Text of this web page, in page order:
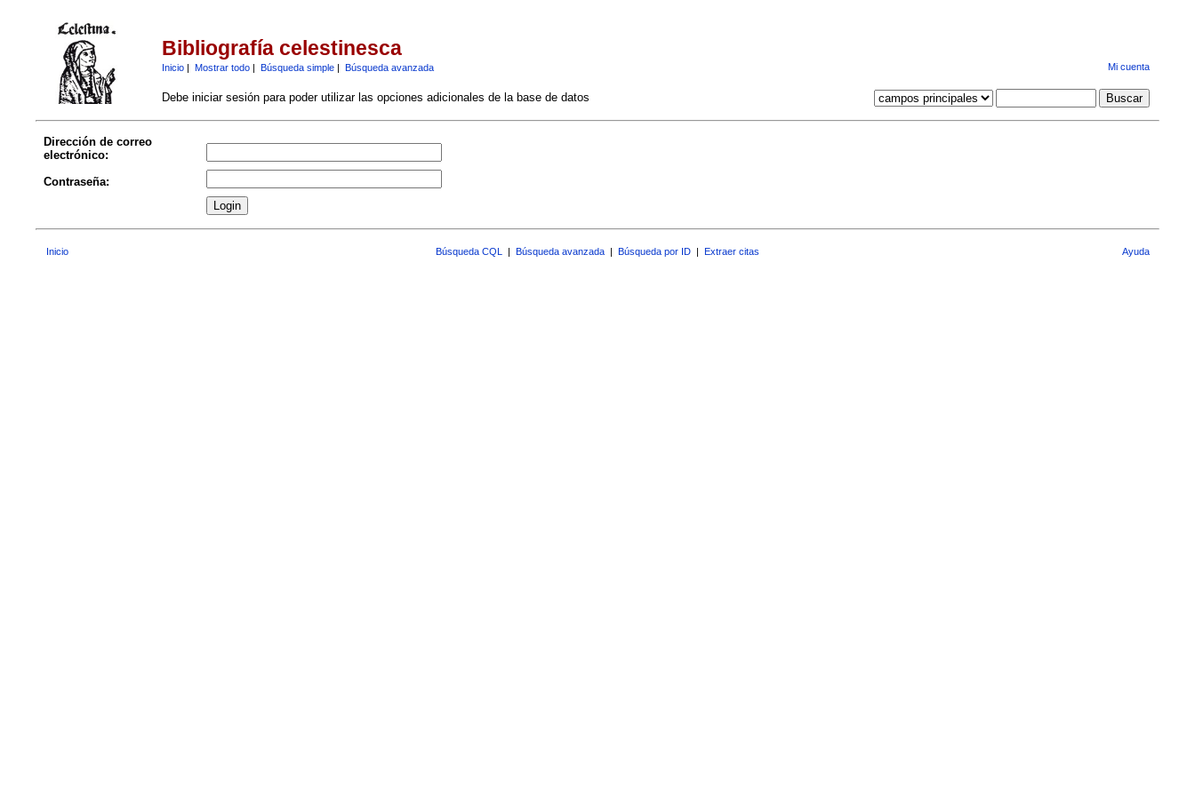
Bibliografía celestinesca
Inicio| Mostrar todo| Búsqueda simple| Búsqueda avanzada Mi cuenta
Debe iniciar sesión para poder utilizar las opciones adicionales de la base de datos
Dirección de correo
electrónico:
Contraseña:
Inicio Búsqueda CQL | Búsqueda avanzada | Búsqueda por ID | Extraer citas Ayuda